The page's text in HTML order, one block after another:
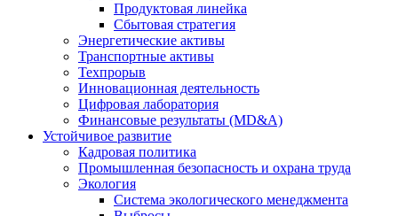
Продуктовая линейка
Сбытовая стратегия
Энергетические активы
Транспортные активы
Техпрорыв
Инновационная деятельность
Цифровая лаборатория
Финансовые результаты (MD&A)
Устойчивое развитие
Кадровая политика
Промышленная безопасность и охрана труда
Экология
Система экологического менеджмента